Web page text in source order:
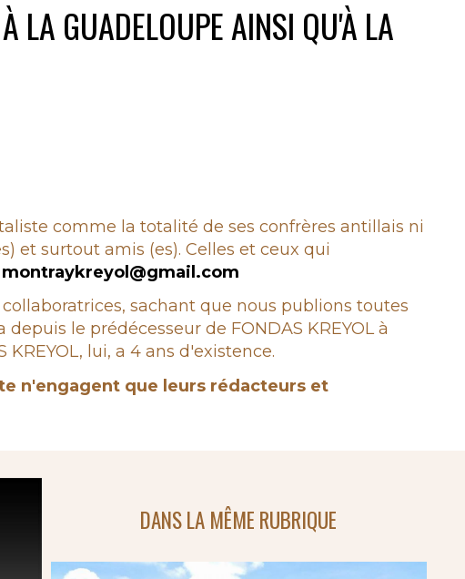
LA GUADELOUPE AINSI QU'À LA
comme la totalité de ses confrères antillais ni
et surtout amis (es). Celles et ceux qui
montraykreyol@gmail.com
sachant que nous publions toutes
le prédécesseur de FONDAS KREYOL à
lui, a 4 ans d'existence.
n'engagent que leurs rédacteurs et
DANS LA MÊME RUBRIQUE